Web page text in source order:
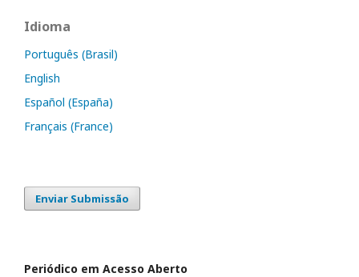
Idioma
Português (Brasil)
English
Español (España)
Français (France)
Enviar Submissão
Periódico em Acesso Aberto